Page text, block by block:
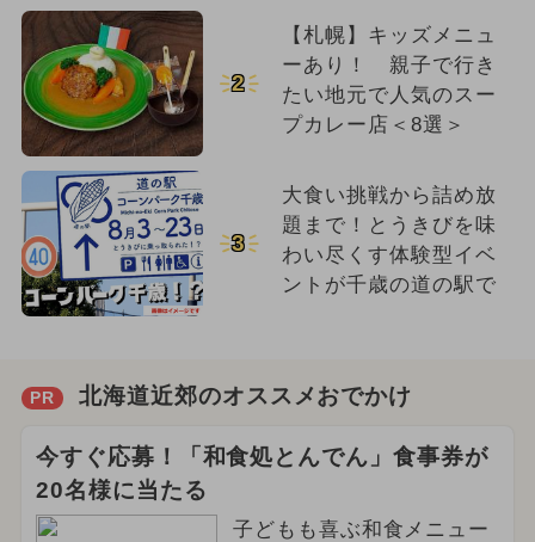
2
【札幌】キッズメニュ
ーあり！ 親子で行き
たい地元で人気のスー
プカレー店＜8選＞
3
大食い挑戦から詰め放
題まで！とうきびを味
わい尽くす体験型イベ
ントが千歳の道の駅で
PR 北海道近郊のオススメおでかけ
今すぐ応募！「和食処とんでん」食事券が
20名様に当たる
子どもも喜ぶ和食メニュー